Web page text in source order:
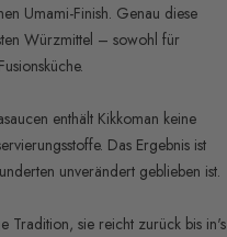
Umami-Finish. Genau diese
Würzmittel – sowohl für
enthält Kikkoman keine
Das Ergebnis ist
unverändert geblieben ist.
Tradition, sie reicht zurück bis in's